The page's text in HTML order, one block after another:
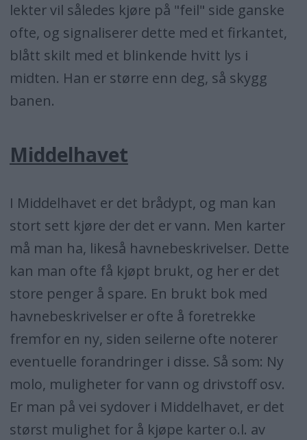
lekter vil således kjøre på "feil" side ganske
ofte, og signaliserer dette med et firkantet,
blått skilt med et blinkende hvitt lys i
midten. Han er større enn deg, så skygg
banen.
Middelhavet
I Middelhavet er det brådypt, og man kan
stort sett kjøre der det er vann. Men karter
må man ha, likeså havnebeskrivelser. Dette
kan man ofte få kjøpt brukt, og her er det
store penger å spare. En brukt bok med
havnebeskrivelser er ofte å foretrekke
fremfor en ny, siden seilerne ofte noterer
eventuelle forandringer i disse. Så som: Ny
molo, muligheter for vann og drivstoff osv.
Er man på vei sydover i Middelhavet, er det
størst mulighet for å kjøpe karter o.l. av